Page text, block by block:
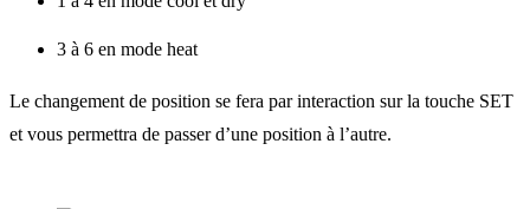
3 à 6 en mode heat
Le changement de position se fera par interaction sur la touche SET
et vous permettra de passer d’une position à l’autre.